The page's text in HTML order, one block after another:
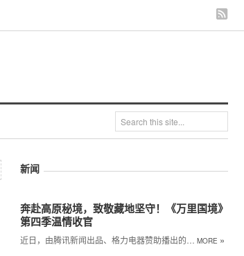
新闻
奔赴高原秘境，致敬藏地坚守！《万里国境》
第四季温情收官
近日，由腾讯新闻出品、格力电器赞助播出的… MORE »